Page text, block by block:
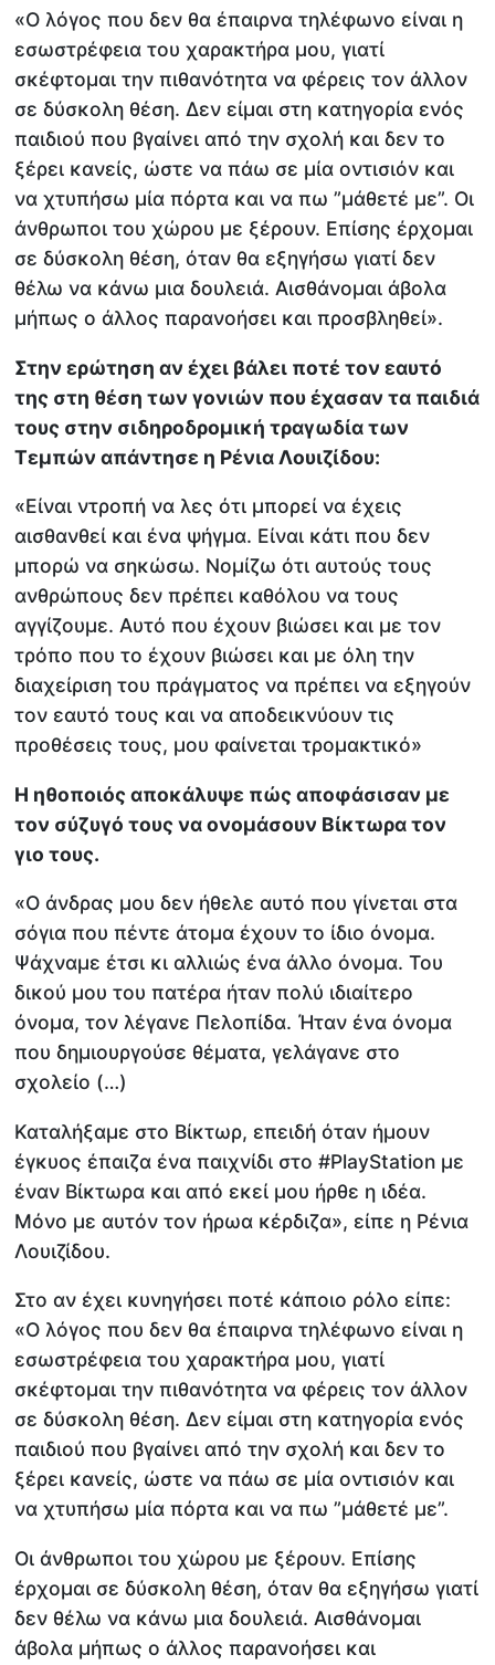
«Ο λόγος που δεν θα έπαιρνα τηλέφωνο είναι η
εσωστρέφεια του χαρακτήρα μου, γιατί
σκέφτομαι την πιθανότητα να φέρεις τον άλλον
σε δύσκολη θέση. Δεν είμαι στη κατηγορία ενός
παιδιού που βγαίνει από την σχολή και δεν το
ξέρει κανείς, ώστε να πάω σε μία οντισιόν και
να χτυπήσω μία πόρτα και να πω ”μάθετέ με”. Οι
άνθρωποι του χώρου με ξέρουν. Επίσης έρχομαι
σε δύσκολη θέση, όταν θα εξηγήσω γιατί δεν
θέλω να κάνω μια δουλειά. Αισθάνομαι άβολα
μήπως ο άλλος παρανοήσει και προσβληθεί».
Στην ερώτηση αν έχει βάλει ποτέ τον εαυτό
της στη θέση των γονιών που έχασαν τα παιδιά
τους στην σιδηροδρομική τραγωδία των
Τεμπών απάντησε η Ρένια Λουιζίδου:
«Είναι ντροπή να λες ότι μπορεί να έχεις
αισθανθεί και ένα ψήγμα. Είναι κάτι που δεν
μπορώ να σηκώσω. Νομίζω ότι αυτούς τους
ανθρώπους δεν πρέπει καθόλου να τους
αγγίζουμε. Αυτό που έχουν βιώσει και με τον
τρόπο που το έχουν βιώσει και με όλη την
διαχείριση του πράγματος να πρέπει να εξηγούν
τον εαυτό τους και να αποδεικνύουν τις
προθέσεις τους, μου φαίνεται τρομακτικό»
Η ηθοποιός αποκάλυψε πώς αποφάσισαν με
τον σύζυγό τους να ονομάσουν Βίκτωρα τον
γιο τους.
«Ο άνδρας μου δεν ήθελε αυτό που γίνεται στα
σόγια που πέντε άτομα έχουν το ίδιο όνομα.
Ψάχναμε έτσι κι αλλιώς ένα άλλο όνομα. Του
δικού μου του πατέρα ήταν πολύ ιδιαίτερο
όνομα, τον λέγανε Πελοπίδα. Ήταν ένα όνομα
που δημιουργούσε θέματα, γελάγανε στο
σχολείο (…)
Καταλήξαμε στο Βίκτωρ, επειδή όταν ήμουν
έγκυος έπαιζα ένα παιχνίδι στο #PlayStation με
έναν Βίκτωρα και από εκεί μου ήρθε η ιδέα.
Μόνο με αυτόν τον ήρωα κέρδιζα», είπε η Ρένια
Λουιζίδου.
Στο αν έχει κυνηγήσει ποτέ κάποιο ρόλο είπε:
«Ο λόγος που δεν θα έπαιρνα τηλέφωνο είναι η
εσωστρέφεια του χαρακτήρα μου, γιατί
σκέφτομαι την πιθανότητα να φέρεις τον άλλον
σε δύσκολη θέση. Δεν είμαι στη κατηγορία ενός
παιδιού που βγαίνει από την σχολή και δεν το
ξέρει κανείς, ώστε να πάω σε μία οντισιόν και
να χτυπήσω μία πόρτα και να πω ”μάθετέ με”.
Οι άνθρωποι του χώρου με ξέρουν. Επίσης
έρχομαι σε δύσκολη θέση, όταν θα εξηγήσω γιατί
δεν θέλω να κάνω μια δουλειά. Αισθάνομαι
άβολα μήπως ο άλλος παρανοήσει και